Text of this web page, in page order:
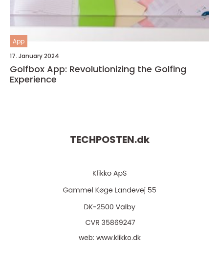
App
17. January 2024
Golfbox App: Revolutionizing the Golfing
Experience
TECHPOSTEN.dk
web: www.klikko.dk